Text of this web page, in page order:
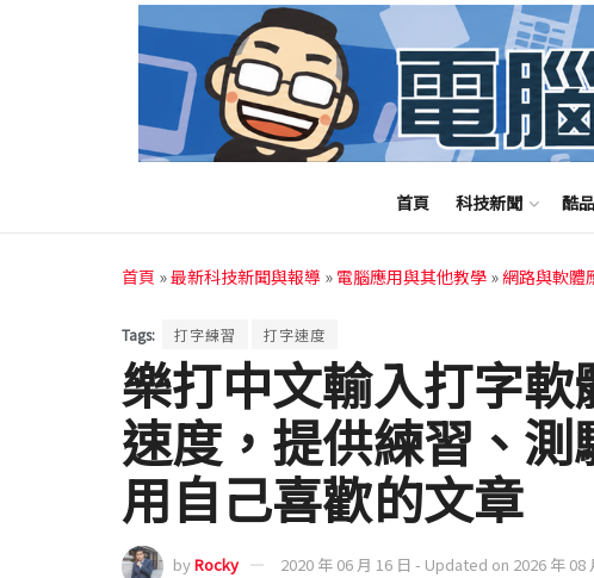
首頁 科技新聞 酷
首頁 »最新科技新聞與報導 » 電腦應用與其他教學 »網路與軟體
Tags: 打字練習 打字速度
樂打中文輸入打字
速度，提供練習、
用自己喜歡的文章
byRocky 2020 年 06 月 16 日 - Updated on 2026 年 08